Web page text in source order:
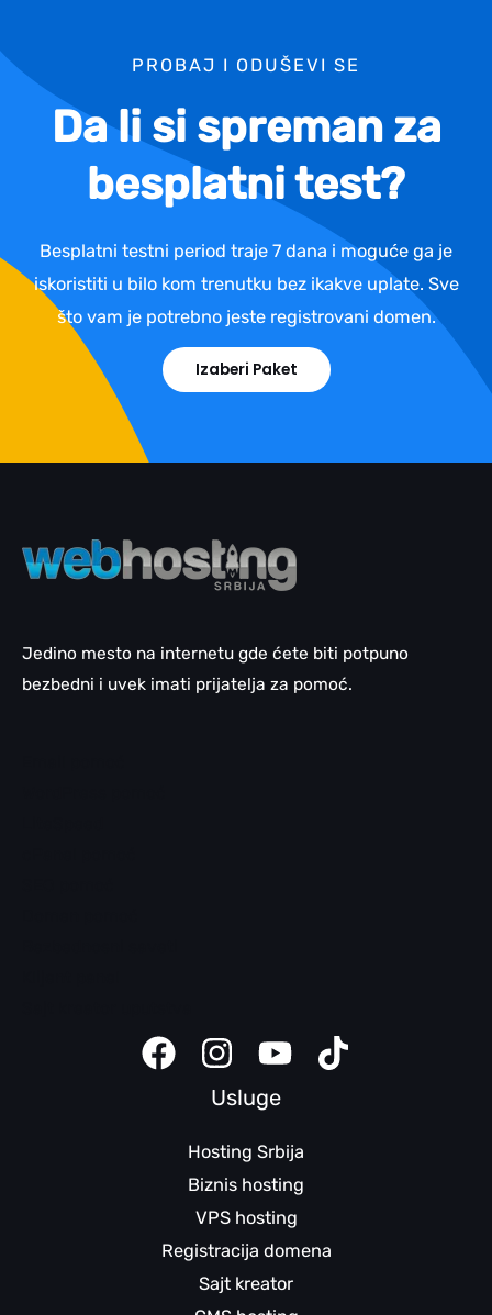
PROBAJ I ODUŠEVI SE
Da li si spreman za
besplatni test?
Besplatni testni period traje 7 dana i moguće ga je
iskoristiti u bilo kom trenutku bez ikakve uplate. Sve
što vam je potrebno jeste registrovani domen.
Izaberi Paket
Jedino mesto na internetu gde ćete biti potpuno
bezbedni i uvek imati prijatelja za pomoć.
Usluge
Hosting Srbija
Biznis hosting
VPS hosting
Registracija domena
Sajt kreator